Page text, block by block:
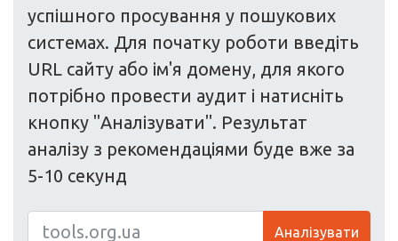
успішного просування у пошукових
системах. Для початку роботи введіть
URL сайту або ім'я домену, для якого
потрібно провести аудит і натисніть
кнопку "Аналізувати". Результат
аналізу з рекомендаціями буде вже за
5-10 секунд
Аналізувати